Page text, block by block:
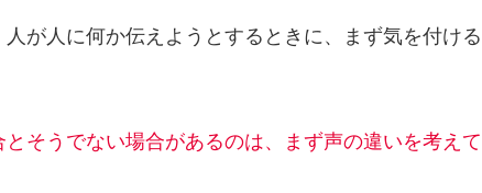
が人に何か伝えようとするときに、まず気を付ける
そうでない場合があるのは、まず声の違いを考えて